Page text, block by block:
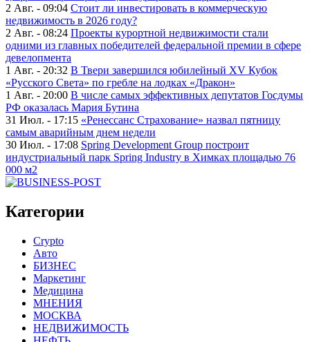
2 Авг. - 09:04 Стоит ли инвестировать в коммерческую
недвижимость в 2026 году?
2 Авг. - 08:24 Проекты курортной недвижимости стали
одними из главных победителей федеральной премии в сфере
девелопмента
1 Авг. - 20:32 В Твери завершился юбилейный XV Кубок
«Русского Света» по гребле на лодках «Дракон»
1 Авг. - 20:00 В числе самых эффективных депутатов Госдумы
РФ оказалась Мария Бутина
31 Июл. - 17:15 «Ренессанс Страхование» назвал пятницу
самым аварийным днем недели
30 Июл. - 17:08 Spring Development Group построит
индустриальный парк Spring Industry в Химках площадью 76
000 м2
Категории
Crypto
Авто
БИЗНЕС
Маркетинг
Медицина
МНЕНИЯ
МОСКВА
НЕДВИЖИМОСТЬ